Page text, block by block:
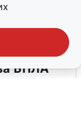
БПЛА